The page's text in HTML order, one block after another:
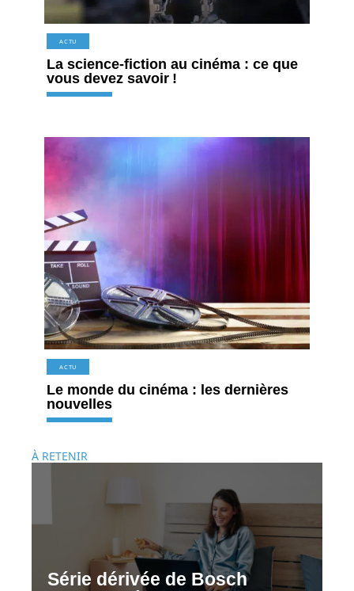
ACTU
La science-fiction au cinéma : ce que
vous devez savoir !
ACTU
Le monde du cinéma : les dernières
nouvelles
À RETENIR
Série dérivée de Bosch